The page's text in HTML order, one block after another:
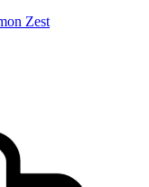
Zest